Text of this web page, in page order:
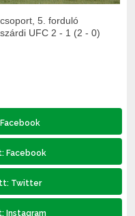
5. forduló
UFC 2 - 1 (2 - 0)